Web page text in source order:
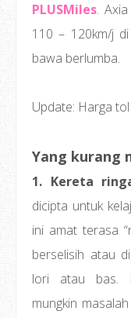
PLUSMiles.
110 – 120km/j
bawa berlumba.
Update: Harga
Yang kurang
1. Kereta
dicipta untuk
ini amat terasa
berselisih atau
lori atau bas.
mungkin